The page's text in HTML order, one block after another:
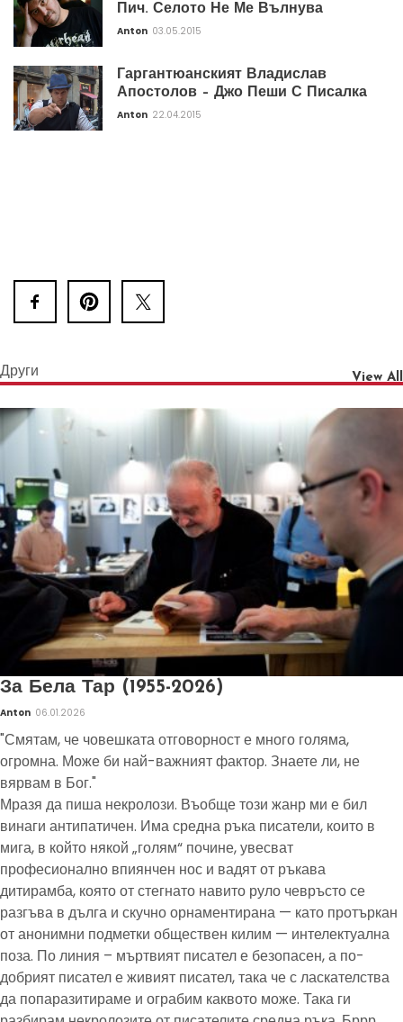
Пич. Селото Не Ме Вълнува
Anton 03.05.2015
Гаргантюанският Владислав
Апостолов – Джо Пеши С Писалка
Anton 22.04.2015
Други View All
За Бела Тар (1955-2026)
Anton 06.01.2026
"Смятам, че човешката отговорност е много голяма,
огромна. Може би най-важният фактор. Знаете ли, не
вярвам в Бог."
Мразя да пиша некролози. Въобще този жанр ми е бил
винаги антипатичен. Има средна ръка писатели, които в
мига, в който някой „голям“ почине, увесват
професионално впиянчен нос и вадят от ръкава
дитирамба, която от стегнато навито руло чевръсто се
разгъва в дълга и скучно орнаментирана — като протъркан
от анонимни подметки обществен килим — интелектуална
поза. По линия – мъртвият писател е безопасен, а по-
добрият писател е живият писател, така че с ласкателства
да попаразитираме и ограбим каквото може. Така ги